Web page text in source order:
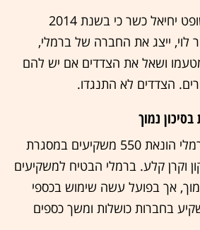
בפתח הדיון הודיע השופט יחיאל כשר כי בשנת 2014
לוי, ייצג את החברה של ברמלי,
מטעמו ושאל את הצדדים אם יש להם
הצדדים לא התנגדו.
נמוך
ההרשעה מייחסת לברמלי הונאת 550 משקיעים במסגרת
וקרן קלע. ברמלי הבטיח למשקיעים
אך בפועל עשה שימוש בכספי
בחברות כושלות ומשך כספים